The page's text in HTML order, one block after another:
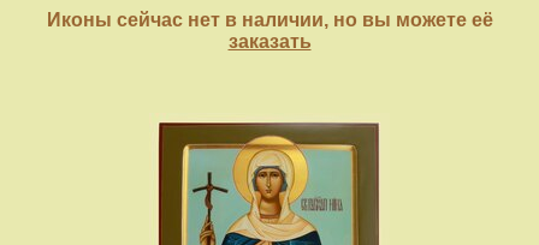
Иконы сейчас нет в наличии, но вы можете её
заказать